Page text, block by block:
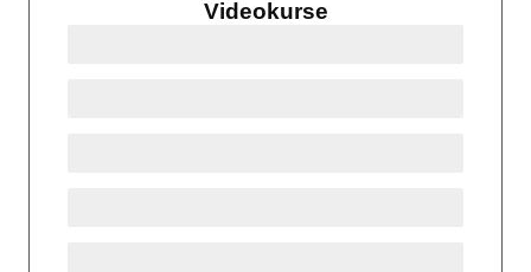
Videokurse